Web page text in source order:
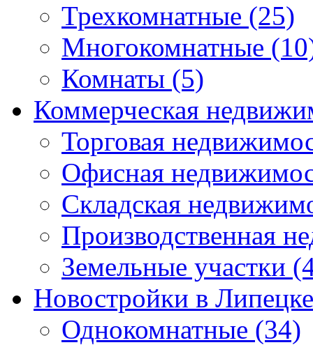
Трехкомнатные (25)
Многокомнатные
Комнаты (5)
Коммерческая
Торговая
Офисная
Складская
Производственная
Земельные участки
Новостройки в Липецке
Однокомнатные (34)